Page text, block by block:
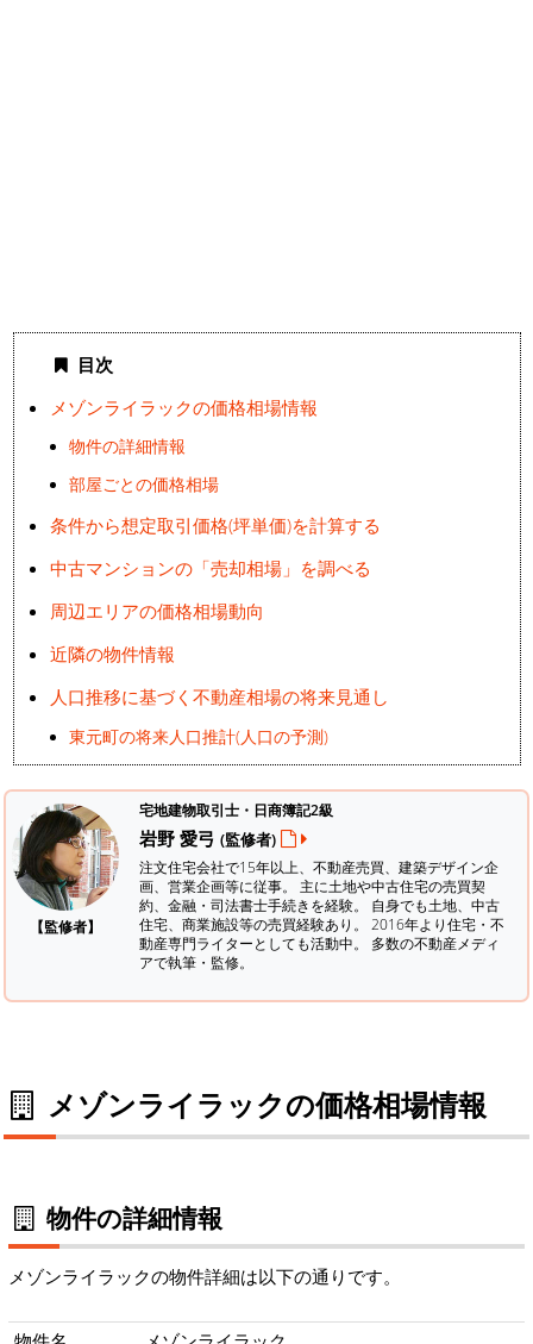
目次
メゾンライラックの価格相場情報
物件の詳細情報
部屋ごとの価格相場
条件から想定取引価格(坪単価)を計算する
中古マンションの「売却相場」を調べる
周辺エリアの価格相場動向
近隣の物件情報
人口推移に基づく不動産相場の将来見通し
東元町の将来人口推計(人口の予測)
【監修者】
宅地建物取引士・日商簿記2級
岩野 愛弓 (監修者)
注文住宅会社で15年以上、不動産売買、建築デザイン企
画、営業企画等に従事。 主に土地や中古住宅の売買契
約、金融・司法書士手続きを経験。 自身でも土地、中古
住宅、商業施設等の売買経験あり。 2016年より住宅・不
動産専門ライターとしても活動中。 多数の不動産メディ
アで執筆・監修。
メゾンライラックの価格相場情報
物件の詳細情報
メゾンライラックの物件詳細は以下の通りです。